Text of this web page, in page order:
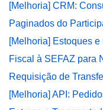
[Melhoria] CRM:
Paginados do
[Melhoria] Estoques
Fiscal à SEFAZ para
Requisição de
[Melhoria] API: